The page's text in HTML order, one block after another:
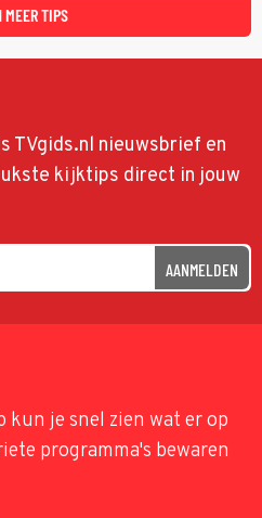
MEER TIPS
TVgids.nl nieuwsbrief en
kijktips direct in jouw
AANMELDEN
kun je snel zien wat er op
programma's bewaren